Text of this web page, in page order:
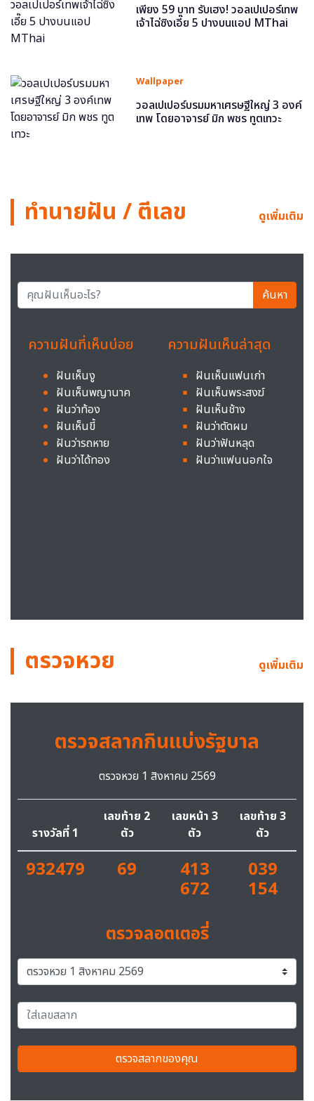
เพียง 59 บาท รับเฮง! วอลเปเปอร์เทพ
เจ้าไฉ่ซิงเอี๊ย 5 ปางบนแอป MThai
Wallpaper
วอลเปเปอร์บรมมหาเศรษฐีใหญ่ 3 องค์
เทพ โดยอาจารย์ มิก พชร ทูตเทวะ
ทำนายฝัน / ตีเลข ดูเพิ่มเติม
ค้นหา
ความฝันที่เห็นบ่อย
ฝันเห็นงู
ฝันเห็นพญานาค
ฝันว่าท้อง
ฝันเห็นขี้
ฝันว่ารถหาย
ฝันว่าได้ทอง
ความฝันเห็นล่าสุด
ฝันเห็นแฟนเก่า
ฝันเห็นพระสงฆ์
ฝันเห็นช้าง
ฝันว่าตัดผม
ฝันว่าฟันหลุด
ฝันว่าแฟนนอกใจ
ตรวจหวย ดูเพิ่มเติม
ตรวจสลากกินแบ่งรัฐบาล
ตรวจหวย 1 สิงหาคม 2569
รางวัลที่ 1
เลขท้าย 2
ตัว
เลขหน้า 3
ตัว
เลขท้าย 3
ตัว
932479 69 413
672
039
154
ตรวจลอตเตอรี่
ตรวจสลากของคุณ